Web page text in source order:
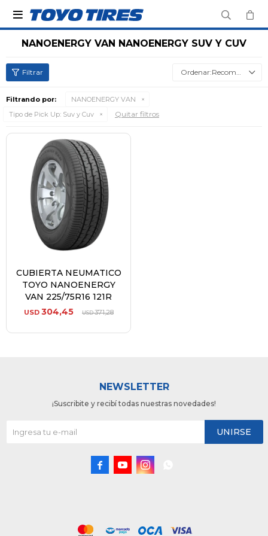

NANOENERGY VAN NANOENERGY SUV Y CUV
Recomendados
Filtrando por:
NANOENERGY VAN
Tipo de Pick Up: Suv y Cuv Quitar filtros
CUBIERTA NEUMATICO
TOYO NANOENERGY
VAN 225/75R16 121R
USD 304,45 USD371,28
NEWSLETTER
¡Suscribite y recibí todas nuestras novedades!
UNIRSE
  